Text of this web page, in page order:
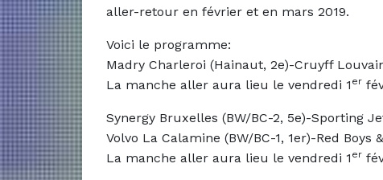
aller-retour en février et en mars 2019.
Voici le programme:
Madry Charleroi (Hainaut, 2e)-Cruyff
La manche aller aura lieu le vendredi 1 er
Synergy Bruxelles (BW/BC-2, 5e)-Sporting
Volvo La Calamine (BW/BC-1, 1er)-Red Boys
La manche aller aura lieu le vendredi 1 er